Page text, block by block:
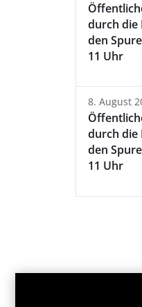
durch die
den
11 Uhr
8. August
durch die
den
11 Uhr